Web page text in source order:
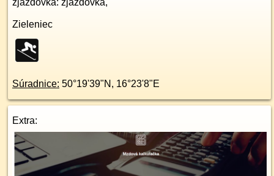
zjazdovka: zjazdovka,
Zieleniec
Súradnice: 50°19'39"N , 16°23'8"E
Extra: